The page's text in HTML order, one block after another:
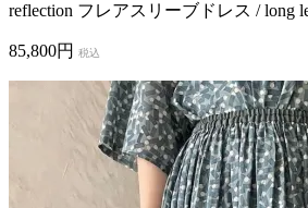
reflection フレアスリーブドレス / long
85,800円 税込